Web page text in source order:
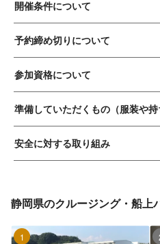
開催条件について
予約締め切りについて
参加資格について
準備していただくもの（服装や持
安全に対する取り組み
静岡県のクルージング・船上
1位